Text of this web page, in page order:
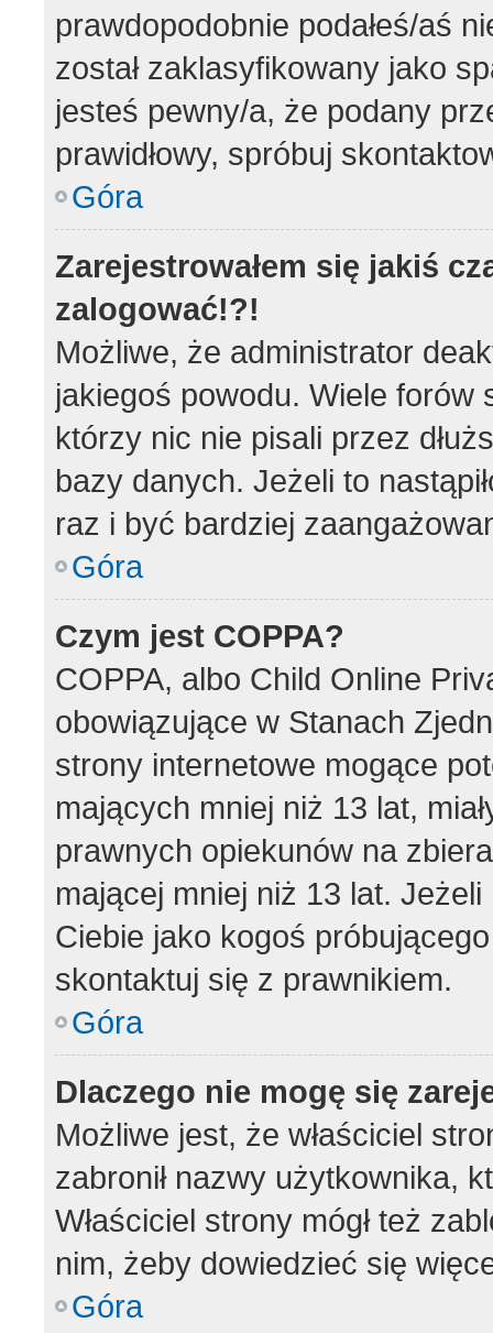
prawdopodobnie podałeś/aś
został zaklasyfikowany jako
jesteś pewny/a, że podany
prawidłowy, spróbuj
Góra
Zarejestrowałem się jakiś
zalogować!?!
Możliwe, że administrator
jakiegoś powodu. Wiele
którzy nic nie pisali przez
bazy danych. Jeżeli to
raz i być bardziej
Góra
Czym jest COPPA?
COPPA, albo Child Online
obowiązujące w Stanach
strony internetowe mogące
mających mniej niż 13 lat,
prawnych opiekunów na
mającej mniej niż 13 lat.
Ciebie jako kogoś
skontaktuj się z prawnikiem.
Góra
Dlaczego nie mogę się
Możliwe jest, że właściciel
zabronił nazwy użytkownika,
Właściciel strony mógł też
nim, żeby dowiedzieć się
Góra